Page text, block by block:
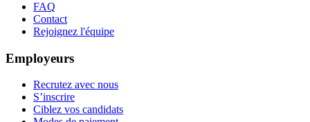
FAQ
Contact
Rejoignez l'équipe
Employeurs
Recrutez avec nous
S’inscrire
Ciblez vos candidats